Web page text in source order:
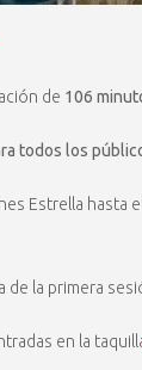
de 106
todos los
Estrella hasta
de la primera
en la